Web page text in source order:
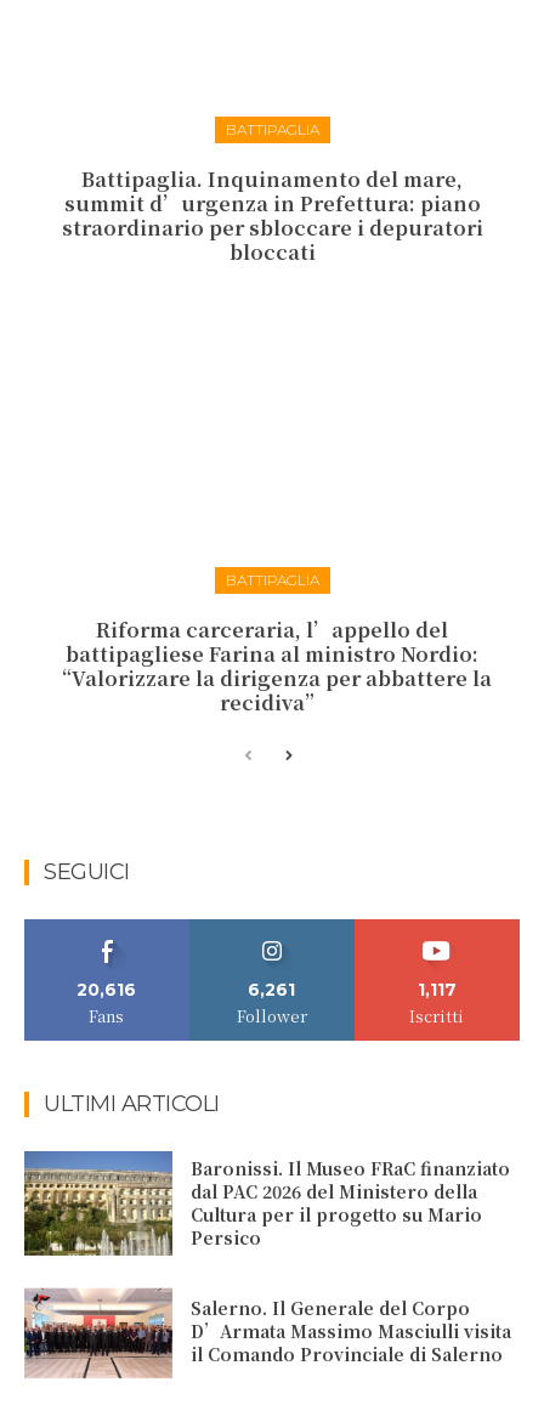
BATTIPAGLIA
Battipaglia. Inquinamento del mare,
summit d’urgenza in Prefettura: piano
straordinario per sbloccare i depuratori
bloccati
BATTIPAGLIA
Riforma carceraria, l’appello del
battipagliese Farina al ministro Nordio:
“Valorizzare la dirigenza per abbattere la
recidiva”
SEGUICI
20,616
Fans
6,261
Follower
1,117
Iscritti
ULTIMI ARTICOLI
Baronissi. Il Museo FRaC finanziato
dal PAC 2026 del Ministero della
Cultura per il progetto su Mario
Persico
Salerno. Il Generale del Corpo
D’Armata Massimo Masciulli visita
il Comando Provinciale di Salerno